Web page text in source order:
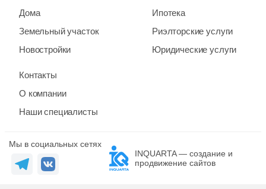
Дома
Земельный участок
Новостройки
Ипотека
Риэлторские услуги
Юридические услуги
Контакты
О компании
Наши специалисты
Мы в социальных сетях
INQUARTA — создание и
продвижение сайтов